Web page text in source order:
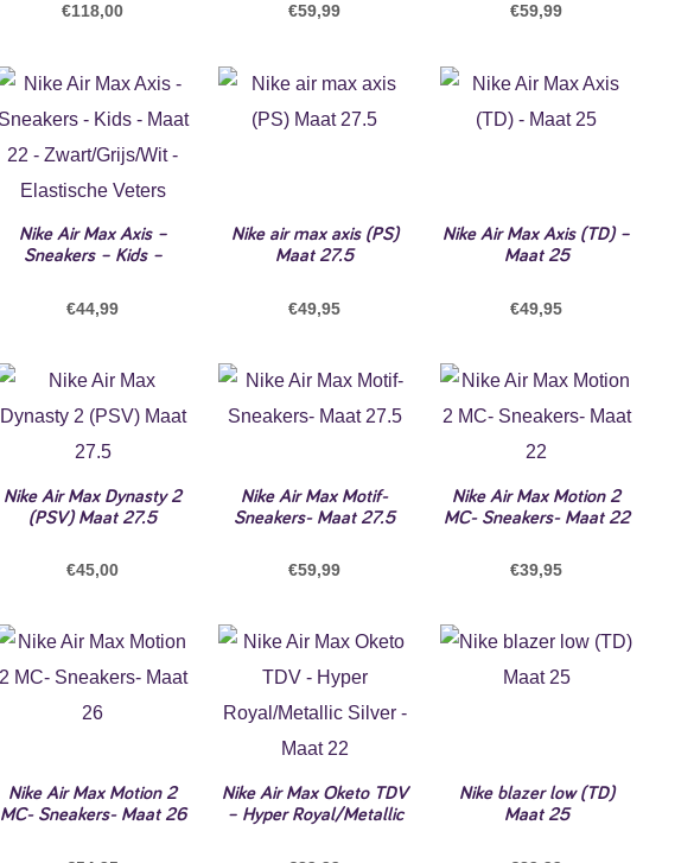
€118,00 €59,99 €59,99
Nike Air Max Axis –
Sneakers – Kids –
€44,99
Nike air max axis (PS)
Maat 27.5
€49,95
Nike Air Max Axis (TD) –
Maat 25
€49,95
Nike Air Max Dynasty 2
(PSV) Maat 27.5
€45,00
Nike Air Max Motif-
Sneakers- Maat 27.5
€59,99
Nike Air Max Motion 2
MC- Sneakers- Maat 22
€39,95
Nike Air Max Motion 2
MC- Sneakers- Maat 26
Nike Air Max Oketo TDV
– Hyper Royal/Metallic
Nike blazer low (TD)
Maat 25